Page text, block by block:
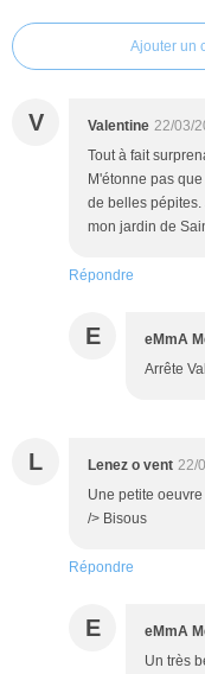
Ajouter un
V Valentine 22/03/
Tout à fait
M'étonne pas
de belles pépites.
mon jardin de
Répondre
E eMmA
Arrête
L Lenez o vent 22/
Une petite
/> Bisous
Répondre
E eMmA
Un très